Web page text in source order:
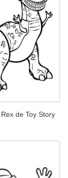
de Toy Story